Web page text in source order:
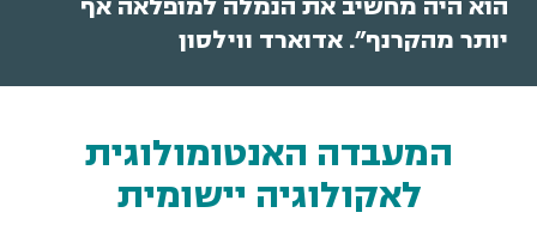
יותר מהקרנף". אדוארד ווילסון
המעבדה האנטומולוגית
לאקולוגיה יישומית